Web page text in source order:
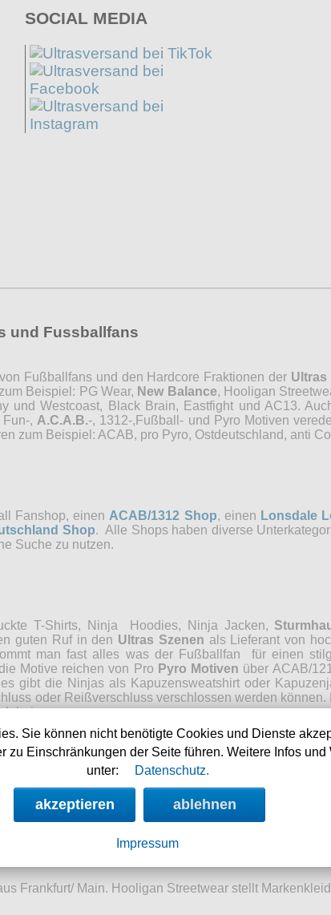
SOCIAL MEDIA
und Fussballfans
Fußballfans und den Hardcore Fraktionen der Ultras
Beispiel: PG Wear, New Balance, Hooligan
und Westcoast, Black Brain, Eastfight und AC13.
, A.C.A.B.-, 1312-,Fußball- und Pyro Motiven
zum Beispiel: ACAB, pro Pyro, Ostdeutschland, anti
Fanshop, einen ACAB/1312 Shop, einen Lonsdale
Shop. Alle Shops haben diverse
Suche zu nutzen.
T-Shirts, Ninja Hoodies, Ninja Jacken,
guten Ruf in den Ultras Szenen als Lieferant von
man fast alles was der Fußballfan für einen
Motive reichen von Pro Pyro Motiven über ACAB/
gibt die Ninjas als Kapuzensweatshirt oder
oder Reißverschluss verschlossen werden
im Programm, hauptsächlich den Style M574.
sind seit Ewigkeiten beliebte Schuhe bei
Frankfurt/ Main. Hooligan Streetwear stellt
Sie können nicht benötigte Cookies und Dienste
zu Einschränkungen der Seite führen. Weitere Infos
unter:
Datenschutz.
akzeptieren ablehnen
Impressum